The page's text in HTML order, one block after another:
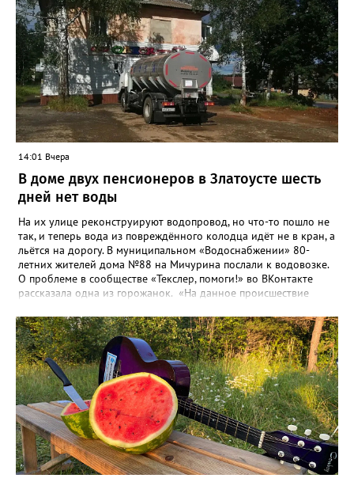
14:01 Вчера
В доме двух пенсионеров в Златоусте шесть
дней нет воды
На их улице реконструируют водопровод, но что-то пошло не
так, и теперь вода из повреждённого колодца идёт не в кран, а
льётся на дорогу. В муниципальном «Водоснабжении» 80-
летних жителей дома №88 на Мичурина послали к водовозке.
О проблеме в сообществе «Текслер, помоги!» во ВКонтакте
рассказала одна из горожанок. «На данное происшествие
гл.инженера Шепелева А.Н. из обслуживающей организации
МУП ЗГО "Златоустовское Водоснабжение" ул. Островского, 7,
никакие работы по восстановлению подачи воды в дом
проводиться не будут. Вот уже шесть дней пенсионеры без
воды!», - пишет возмущённая женщина (стиль, орфография и
пунктуация авторские). Под обращением есть комментарий
пользователя под ником Olga Vyacheslavovna. Она сообщает:
сейчас МУП «Водоснабжение» ведёт реконструкцию сетей в
посёлке и работать приходится в сложных условиях горной
местности. «К сожалению, в процессе бурения иногда
выявляются или случайно повреждаются существующие вводы
малого диаметра, - отмечает Olga Vyacheslavovna. - Зачастую